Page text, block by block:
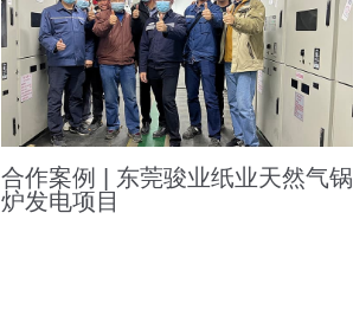
合作案例 | 东莞骏业纸业天然气锅
炉发电项目